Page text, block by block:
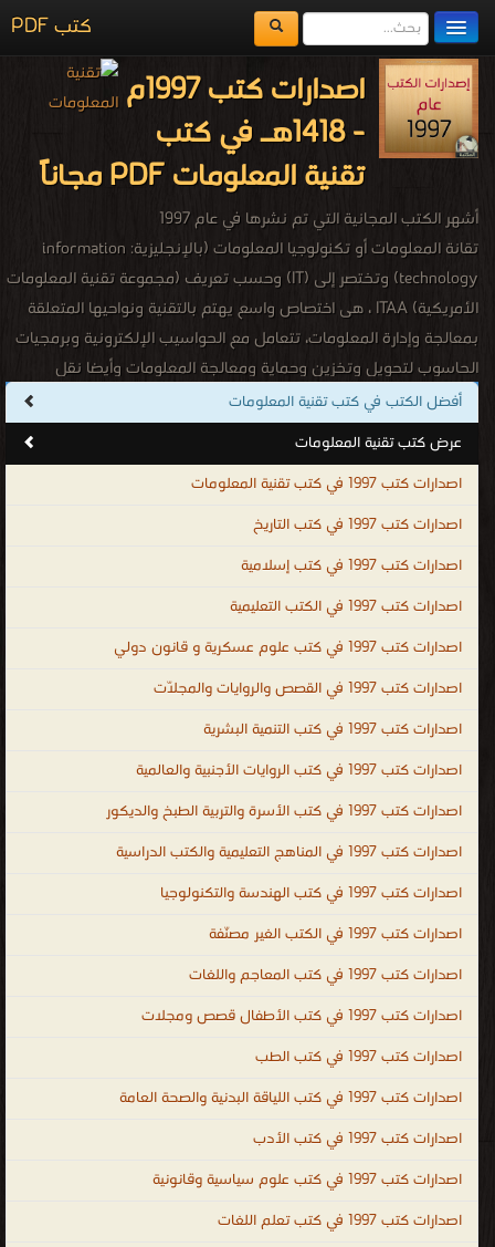
كتب PDF
مكتبة الكتب
المكتبات
يُقرأ حالياً
اضف كتاب
اصدارات كتب 1997م
- 1418هـ في كتب
تقنية المعلومات PDF مجاناً
أشهر الكتب المجانية التي تم نشرها في عام 1997
تقانة المعلومات أو تكنولوجيا المعلومات (بالإنجليزية: information
technology)‏ وتختصر إلى (IT) وحسب تعريف (مجموعة تقنية المعلومات
الأمريكية) ITAA ، هى اختصاص واسع يهتم بالتقنية ونواحيها المتعلقة
بمعالجة وإدارة المعلومات، تتعامل مع الحواسيب الإلكترونية وبرمجيات
الحاسوب لتحويل وتخزين وحماية ومعالجة المعلومات وأيضا نقل
واستعادة المعلومات. تهتم بدراسة، تصميم، تطوير، تفعيل، دعم أو تسيير
أنظمة المعلومات التي تعتمد على الحواسيب، بشكل خاص تطبيقات
وعتاد الحاسوب، تهتم تقنية المعلومات باستخدام الحواسيب والتطبيقات
البرمجية لتحويل، تخزين، حماية، معالجة، إرسال، والاسترجاع الآمن
للمعلومات. جميع الكتب التقنية في مجالات الانترنت والبرامج المكتبية
مكتبة كتب الكترونية ، مادة تقنيات الانترنت ، تقنيات الانترنت المتقدمة
الكتب ، اكبر مكتبة كتب PDF ، كتب الشبكات ، كتب الانترنت ، كتب
حاسوبية عامة ، كتب تقنية الكترونية ، اشهر الكتب التقنية ، المكتبة
التقنية الالكترونية ، كتب تقنية مترجمة ، كتب تقنية عالمية ، كتب تقنية
اجنبية ، كتب تقنية بالانجليزية ، كتب تقنية بالفرنسية ، كتب تقنية
بالروسية ، كتب تقنية بالالمانية ، كتب تقنية لغات ، technical books ،
online shopping ، free technical books online to download ،
technical books online free ، demille technical books ، technical
المعلومات
أفضل الكتب في كتب تقنية المعلومات
عرض كتب تقنية المعلومات
اصدارات كتب 1997 في كتب تقنية المعلومات
اصدارات كتب 1997 في كتب التاريخ
اصدارات كتب 1997 في كتب إسلامية
اصدارات كتب 1997 في الكتب التعليمية
اصدارات كتب 1997 في كتب علوم عسكرية و قانون دولي
اصدارات كتب 1997 في القصص والروايات والمجلّات
اصدارات كتب 1997 في كتب التنمية البشرية
اصدارات كتب 1997 في كتب الروايات الأجنبية والعالمية
اصدارات كتب 1997 في كتب الأسرة والتربية الطبخ والديكور
اصدارات كتب 1997 في المناهج التعليمية والكتب الدراسية
اصدارات كتب 1997 في كتب الهندسة والتكنولوجيا
اصدارات كتب 1997 في الكتب الغير مصنّفة
اصدارات كتب 1997 في كتب المعاجم واللغات
اصدارات كتب 1997 في كتب الأطفال قصص ومجلات
اصدارات كتب 1997 في كتب الطب
اصدارات كتب 1997 في كتب اللياقة البدنية والصحة العامة
اصدارات كتب 1997 في كتب الأدب
اصدارات كتب 1997 في كتب علوم سياسية وقانونية
اصدارات كتب 1997 في كتب تعلم اللغات